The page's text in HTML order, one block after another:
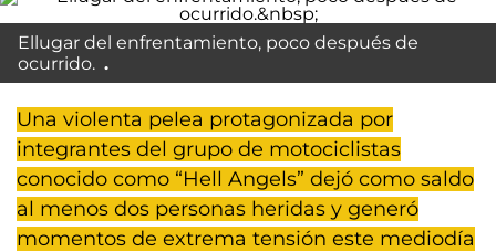
Ellugar del enfrentamiento, poco después de
ocurrido.
Una violenta pelea protagonizada por
integrantes del grupo de motociclistas
conocido como “Hell Angels” dejó como saldo
al menos dos personas heridas y generó
momentos de extrema tensión este mediodía